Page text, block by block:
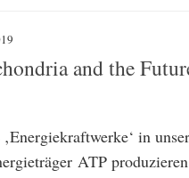
and the
in
ATP